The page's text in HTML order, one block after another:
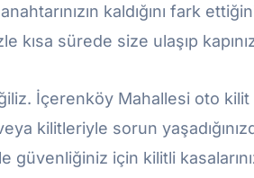
kaldığını fark
sürede size ulaşıp
İçerenköy Mahallesi oto
kilitleriyle sorun
için kilitli